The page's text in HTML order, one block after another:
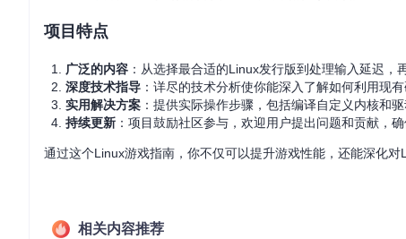
项目特点
广泛的内容 ：从选择最合适的Linux发行版到处理输入延迟，
深度技术指导 ：详尽的技术分析使你能深入了解如何利用现有
实用解决方案 ：提供实际操作步骤，包括编译自定义内核和
持续更新 ：项目鼓励社区参与，欢迎用户提出问题和贡献，确
通过这个Linux游戏指南，你不仅可以提升游戏性能，还能深化
相关内容推荐